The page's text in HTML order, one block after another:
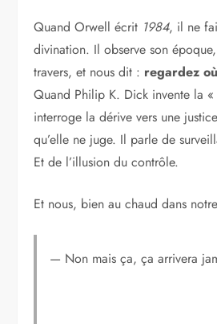
Quand Orwell écrit 1984, il ne
divination. Il observe son
travers, et nous dit : regardez
Quand Philip K. Dick invente la
interroge la dérive vers une
qu’elle ne juge. Il parle de
Et de l’illusion du contrôle.
Et nous, bien au chaud dans
— Non mais ça, ça arrivera